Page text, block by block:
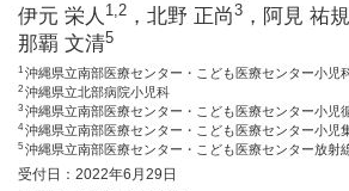
伊元 栄人 1,2 ，北野 正尚3 ，阿見 祐規
那覇 文清5
1 沖縄県立南部医療センター・こども医療センター小児
2 沖縄県立北部病院小児科
3 沖縄県立南部医療センター・こども医療センター小児
4 沖縄県立南部医療センター・こども医療センター小児
5 沖縄県立南部医療センター・こども医療センター放射
受付日：2022年6月29日